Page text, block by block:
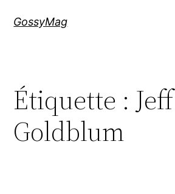
GossyMag
Étiquette :Jeff
Goldblum